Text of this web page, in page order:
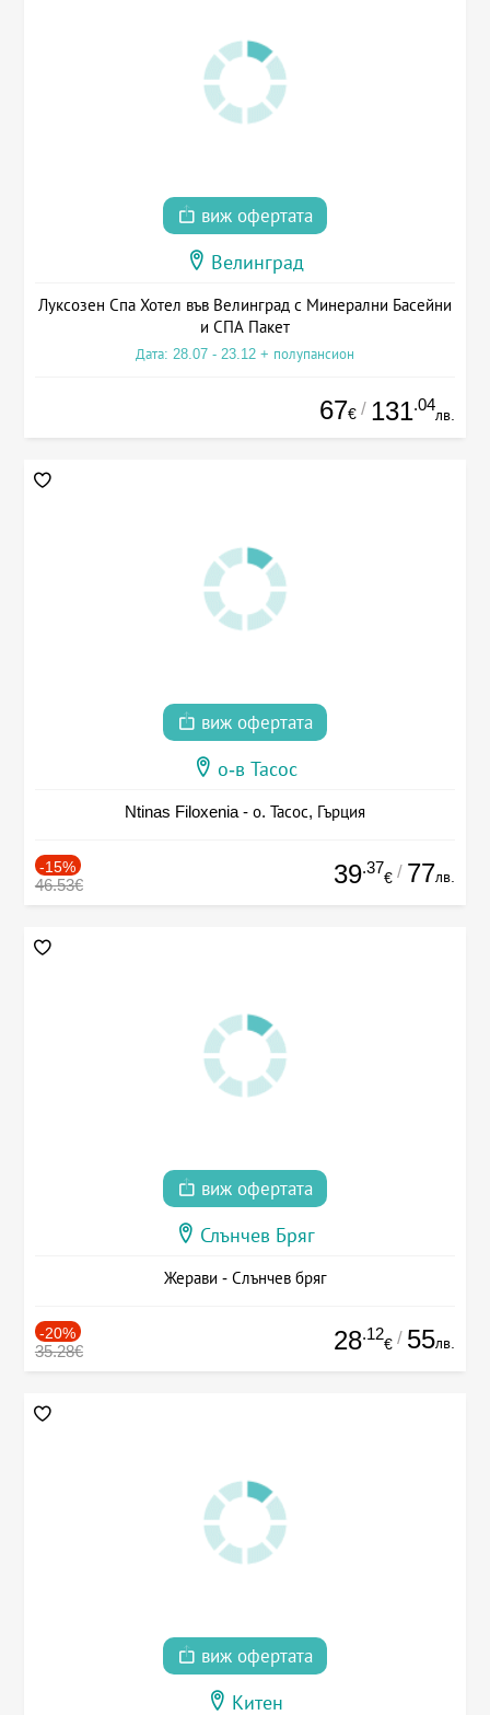
виж офертата
Велинград
Луксозен Спа Хотел във Велинград с Минерални Басейни
и СПА Пакет
Дата: 28.07 - 23.12 + полупансион
67€ / 131.04
лв.
виж офертата
о-в Тасос
Ntinas Filoxenia - о. Тасос, Гърция
-15%
46.53€ 39.37
€ / 77лв.
виж офертата
Слънчев Бряг
Жерави - Слънчев бряг
-20%
35.28€ 28.12
€ / 55лв.
виж офертата
Китен